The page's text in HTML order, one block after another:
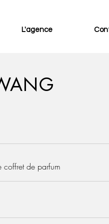
L'agence
coffret de parfum